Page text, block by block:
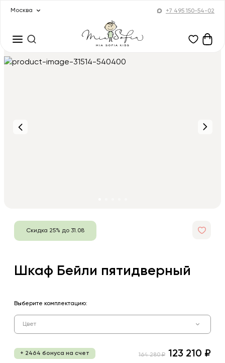
Москва +7 495 150-54-02
Скидка 25% до 31.08
Шкаф Бейли пятидверный
Выберите комплектацию:
Цвет
+ 2464 бонуса на счет 164 280 ₽ 123 210 ₽